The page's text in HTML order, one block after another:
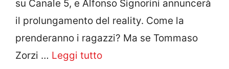
su Canale 5, e Alfonso Signorini annuncerà
il prolungamento del reality. Come la
prenderanno i ragazzi? Ma se Tommaso
Zorzi … Leggi tutto